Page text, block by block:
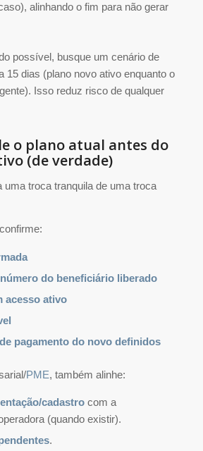
alinhando o fim para não gerar
possível, busque um cenário de
15 dias (plano novo ativo enquanto o
Isso reduz risco de qualquer
o plano atual antes do
(de verdade)
uma troca tranquila de uma troca
do beneficiário liberado
acesso ativo
pagamento do novo definidos
PME, também alinhe:
cadastrocom a
(quando existir).
.